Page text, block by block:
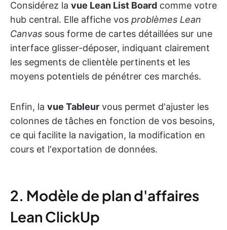
Considérez la vue Lean List Board comme votre
hub central. Elle affiche vos problèmes Lean
Canvas sous forme de cartes détaillées sur une
interface glisser-déposer, indiquant clairement
les segments de clientèle pertinents et les
moyens potentiels de pénétrer ces marchés.
Enfin, la vue Tableur vous permet d'ajuster les
colonnes de tâches en fonction de vos besoins,
ce qui facilite la navigation, la modification en
cours et l'exportation de données.
2. Modèle de plan d'affaires
Lean ClickUp